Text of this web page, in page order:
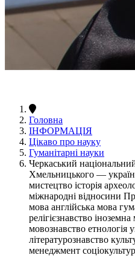
Головна
ІНФОРМАЦІЯ
Цікаво про науку
Гуманітарні науки
Черкаський
Хмельницького —
мистецтво історія
міжнародні відносини
мова англійська мова
релігієзнавство
мовознавство етнологія
літературознавство
менеджмент